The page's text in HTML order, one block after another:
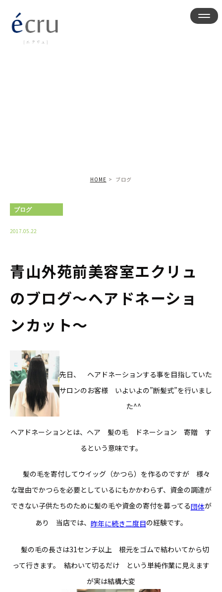
HOME ブログ
ブログ
2017.05.22
青山外苑前美容室エクリュ
のブログ〜ヘアドネーショ
ンカット〜
先日、 ヘアドネーションする事を目指していた
サロンのお客様 いよいよの”断髪式”を行いまし
た^^
ヘアドネーションとは、ヘア 髪の毛 ドネーション 寄贈 す
るという意味です。
髪の毛を寄付してウイッグ（かつら）を作るのですが 様々
な理由でかつらを必要としているにもかかわらず、資金の調達が
できない子供たちのために髪の毛や資金の寄付を募ってる団体が
あり 当店では、 昨年に続き二度目の経験です。
髪の毛の長さは31センチ以上 根元をゴムで結わいてから切
って行きます。 結わいて切るだけ という単純作業に見えます
が実は結構大変